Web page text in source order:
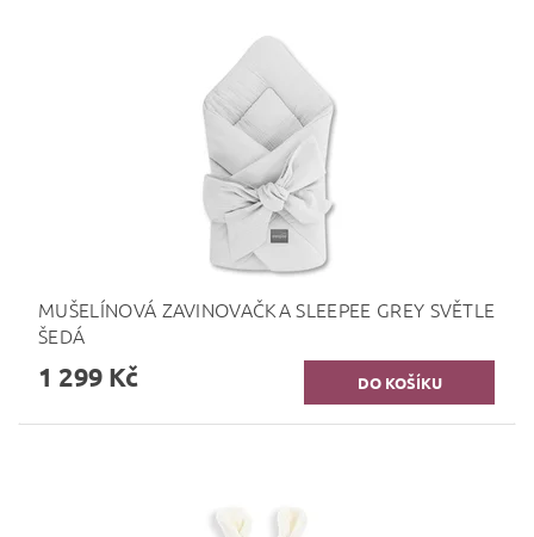
MUŠELÍNOVÁ ZAVINOVAČKA SLEEPEE GREY SVĚTLE
ŠEDÁ
1 299 Kč